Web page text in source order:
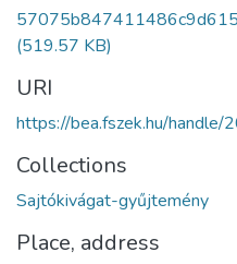
(519.57 KB)
URI
https://bea.fszek.hu/
Collections
Sajtókivágat-gyűjtemény
Place, address